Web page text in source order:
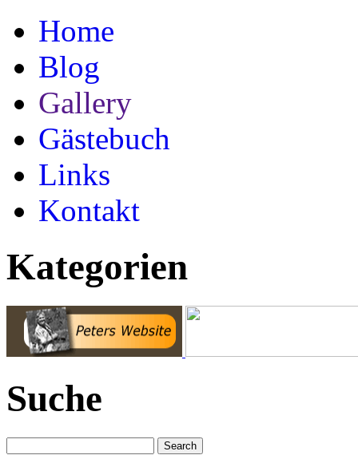
Home
Blog
Gallery
Gästebuch
Links
Kontakt
Kategorien
Suche